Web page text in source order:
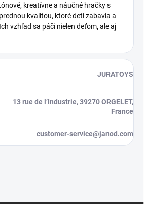
kreatívne a náučné hračky s
kvalitou, ktoré deti zabavia a
vzhľad sa páči nielen deťom, ale aj
JURATOYS
13 rue de l’Industrie, 39270 ORGELET,
France
customer-service@janod.com